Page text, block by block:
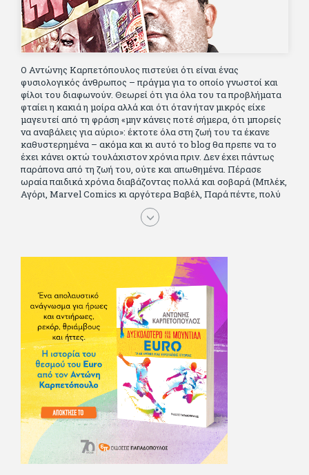
Ο Αντώνης Καρπετόπουλος πιστεύει ότι είναι ένας
φυσιολογικός άνθρωπος – πράγμα για το οποίο γνωστοί και
φίλοι του διαφωνούν. Θεωρεί ότι για όλα του τα προβλήματα
φταίει η κακιά η μοίρα αλλά και ότι όταν ήταν μικρός είχε
μαγευτεί από τη φράση «μην κάνεις ποτέ σήμερα, ότι μπορείς
να αναβάλεις για αύριο»: έκτοτε όλα στη ζωή του τα έκανε
καθυστερημένα – ακόμα και κι αυτό το blog θα πρεπε να το
έχει κάνει οκτώ τουλάχιστον χρόνια πριν. Δεν έχει πάντως
παράπονα από τη ζωή του, ούτε και απωθημένα. Πέρασε
ωραία παιδικά χρόνια διαβάζοντας πολλά και σοβαρά (Μπλέκ,
Αγόρι, Μarvel Comics κι αργότερα Βαβέλ, Παρά πέντε, πολύ
Αλέξανδρο Δουμά και αρκετό Ιούλιο Βέρν πριν τον κερδίσουν
τα αστυνομικά), απέκτησε τους σωστούς φίλους κυρίως γιατί
ταινίες κι έγραφε και στο περιοδικό Σινεμά, είχε κάποιες
αισθηματικές περιπέτειες που σκόρπισαν γέλιο στους φίλους
του - αν όχι και στον ίδιο. Πήγε στρατό κανονικά στα σύνορα
και διατήρησε μια καλή σχέση με την οικογένεια του, την
οποία αισθάνεται πως διάφορες φορές έφερε σε δύσκολη
θέση. Κείμενο με την υπογραφή του πρωτοδημοσιεύτηκε στο
Φίλαθλο το 1992. Επέστρεψε οριστικά στην Ελλάδα το 1998,
δούλεψε για πολλούς (αφού δυσκολεύεται να πει όχι), και
κάποιοι, αν όχι και όλοι, τον πλήρωσαν κι έμειναν και
ευχαριστημένοι από τη συνεργασία. Σήμερα πλέον εργάζεται
στον Sport Fm (όπου έχει κλείσει εικοσαετία) και στη
Sportday. Επαίρεται ότι λίγοι έχουν δει περισσότερο
ποδόσφαιρο από τον ίδιο και θεωρεί τον εαυτό του τυχερό
γιατί είναι μέλος της γενιάς που απόλαυσε τους μεγαλύτερους
σε όλα τα σπορ. Δεν είναι παντρεμένος, αλλά θαυμάζει όσους
βρίσκουν το κουράγιο να το κάνουν. Αντίθετα από πολλούς
φίλους του δεν πληρώνει διατροφές. Ελπίζει ότι δεν έχει
παιδιά. Απειλεί ότι θα γράφει όσο υπάρχουν άνθρωποι που